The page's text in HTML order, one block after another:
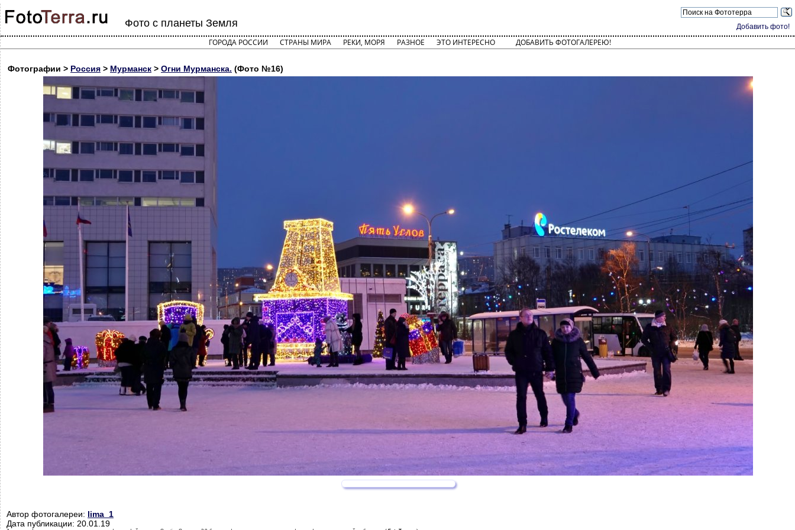
Добавить фото!
Фото с планеты Земля
ГОРОДА РОССИИ СТРАНЫ МИРА РЕКИ, МОРЯ РАЗНОЕ ЭТО ИНТЕРЕСНО ДОБАВИТЬ ФОТОГАЛЕРЕЮ!
Фотографии > Россия > Мурманск > Огни Мурманска. (Фото №16)
Автор фотогалереи: lima_1
Дата публикации: 20.01.19